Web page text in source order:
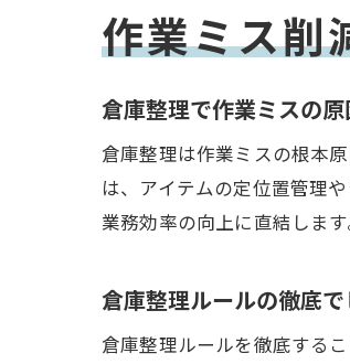
作業ミス削
倉庫整理で作業ミスの
倉庫整理は作業ミスの根本
は、アイテムの定位置管理
業務効率の向上に直結します
倉庫整理ルールの徹底
倉庫整理ルールを徹底する